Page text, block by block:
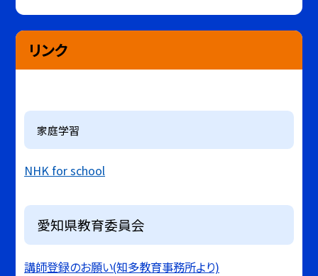
リンク
家庭学習
NHK for school
愛知県教育委員会
講師登録のお願い(知多教育事務所より)